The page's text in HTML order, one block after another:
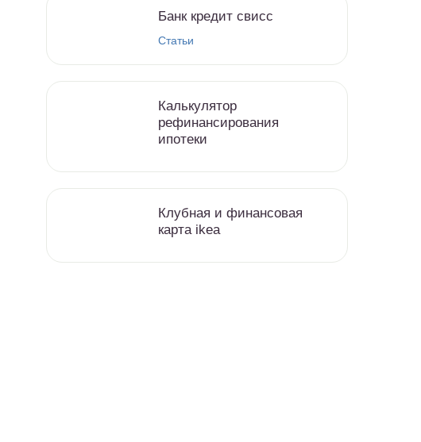
Банк кредит свисс
Статьи
Калькулятор
рефинансирования
ипотеки
Клубная и финансовая
карта ikea